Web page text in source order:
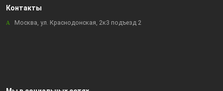
Контакты
Москва, ул. Краснодонская, 2к3 подъезд 2